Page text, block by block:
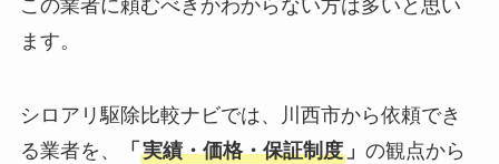
この業者に頼むべきかわからない方は多いと思い
ます。
シロアリ駆除比較ナビでは、川西市から依頼でき
る業者を、
「 実績・価格・保証制度」 の観点から